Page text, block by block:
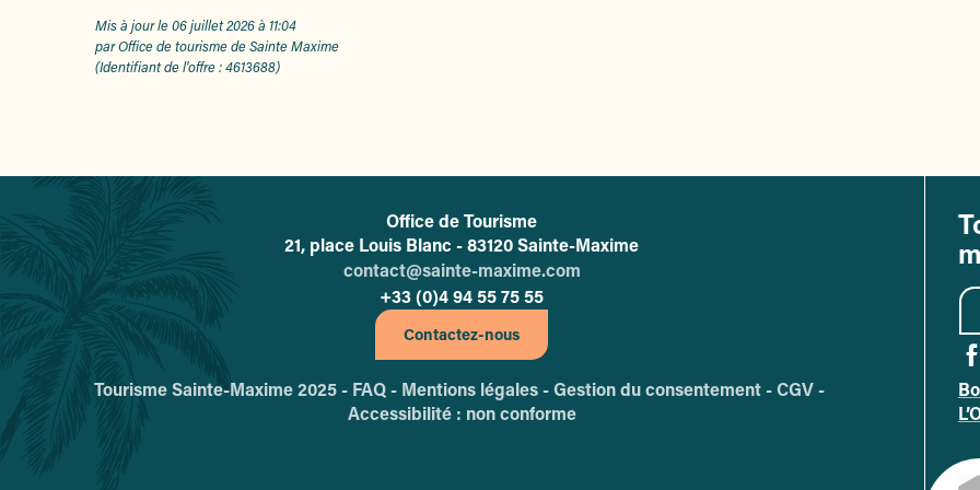
Mis à jour le 06 juillet 2026 à 11:04
par Office de tourisme de Sainte Maxime
(Identifiant de l'offre :4613688)
L'office de tourisme de Sainte-Maxime
Office de Tourisme
21, place Louis Blanc - 83120 Sainte-Maxime
contact@sainte-maxime.com
+33 (0)4 94 55 75 55
Contactez-nous
Tourisme Sainte-Maxime 2025 - FAQ - Mentions légales -Gestion du consentement -CGV -
Accessibilité : non conforme